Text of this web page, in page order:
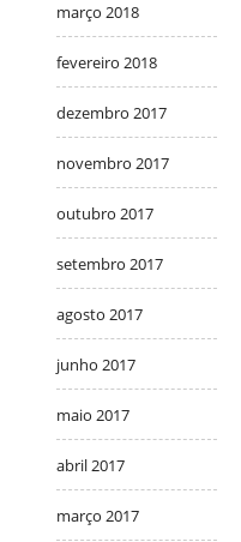
março 2018
fevereiro 2018
dezembro 2017
novembro 2017
outubro 2017
setembro 2017
agosto 2017
junho 2017
maio 2017
abril 2017
março 2017